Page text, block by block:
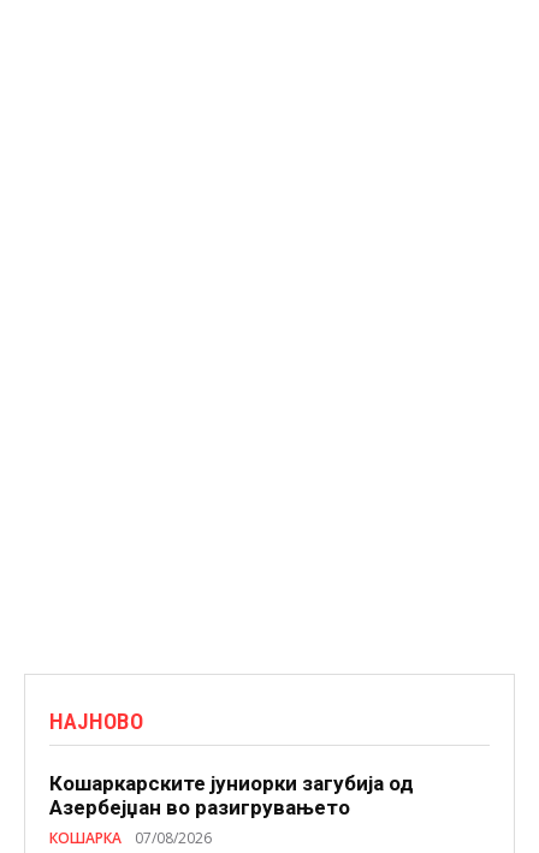
НАЈНОВО
Кошаркарските јуниорки загубија од
Азербејџан во разигрувањето
КОШАРКА 07/08/2026